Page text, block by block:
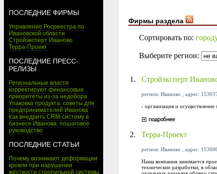
ПОСЛЕДНИЕ ФИРМЫ
Управление Росреестра по
Ивановской области
Стройэксперт Иваново
Терра-Проект
ПОСЛЕДНИЕ ПРЕСС-
РЕЛИЗЫ
Региональные власти
корректируют финансовые
приоритеты из-за недобора
Упаковка продукта: советы для
предпринимателей Иванова
Как внедрить CRM-систему в
бизнесе Иванова: пошаговое
руководство
ПОСЛЕДНИЕ СТАТЬИ
Почему возникают деформации
кровли при нарушении
жёсткости стропильной системы
Фирмы раздела
Сортировать по:
Выберите регион:
1. Стройэксперт
регион: Иваново , адрес:
- организация и
2. Терра-Проект
регион: Иваново , адрес:
Наша компания занимается
технические разработки, в